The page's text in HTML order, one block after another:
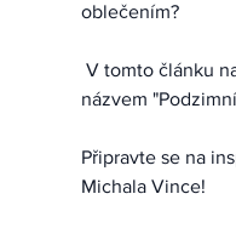
oblečením?
názvem
Připravte se na
Michala Vince!